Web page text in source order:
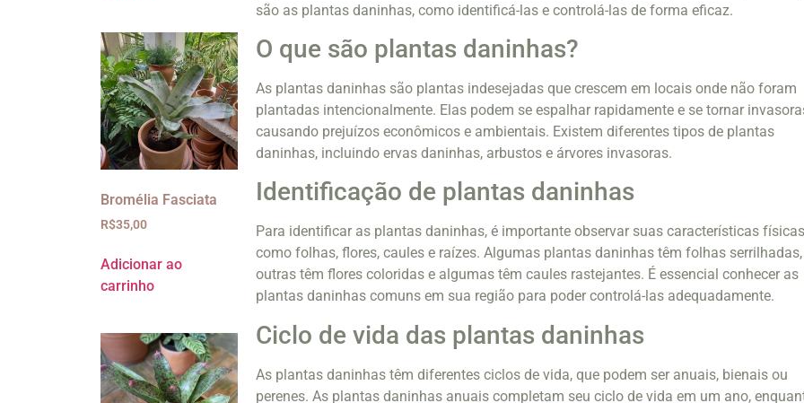
Bromélia Fasciata
R$35,00
Adicionar ao
carrinho
são as plantas daninhas, como identificá-las e controlá-las de forma eficaz.
O que são plantas daninhas?
As plantas daninhas são plantas indesejadas que crescem em locais onde não foram
plantadas intencionalmente. Elas podem se espalhar rapidamente e se tornar
causando prejuízos econômicos e ambientais. Existem diferentes tipos de plantas
daninhas, incluindo ervas daninhas, arbustos e árvores invasoras.
Identificação de plantas daninhas
Para identificar as plantas daninhas, é importante observar suas características
como folhas, flores, caules e raízes. Algumas plantas daninhas têm folhas serrilhadas,
outras têm flores coloridas e algumas têm caules rastejantes. É essencial conhecer as
plantas daninhas comuns em sua região para poder controlá-las adequadamente.
Ciclo de vida das plantas daninhas
As plantas daninhas têm diferentes ciclos de vida, que podem ser anuais, bienais ou
perenes. As plantas daninhas anuais completam seu ciclo de vida em um ano,